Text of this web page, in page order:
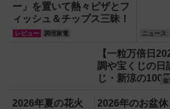
ー」を置いて熱々ピザとフ
ィッシュ＆チップス三昧！
レビュー 調理家電 ニュース
【一粒万倍日
調や宝くじの日
じ・新涼の100
運日は？
金
2026年夏の花火
2026年のお盆休